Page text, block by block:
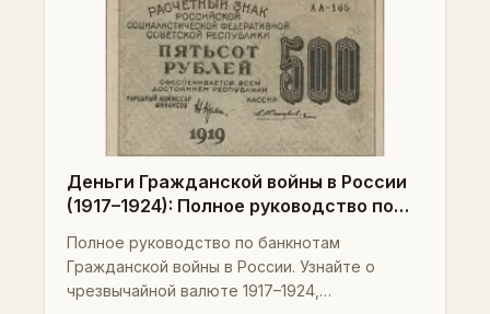
Деньги Гражданской войны в России
(1917–1924): Полное руководство по
гиперинфляции, региональным
выпускам, стоимости, Pick-номерам и
продвинутым стратегиям
Полное руководство по банкнотам
Гражданской войны в России. Узнайте о
чрезвычайной валюте 1917–1924,